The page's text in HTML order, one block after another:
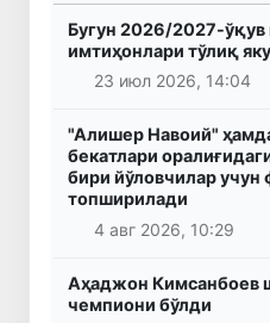
Бугун 2026/2027-
имтиҳонлари тўлиқ
23 июл 2026, 14:04
"Алишер Навоий"
бекатлари
бири йўловчилар
топширилади
4 авг 2026, 10:29
Аҳаджон Кимсанбоев
чемпиони бўлди